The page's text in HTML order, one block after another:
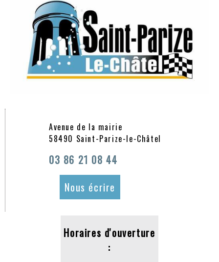
Avenue de la mairie
58490 Saint-Parize-le-Châtel
03 86 21 08 44
Nous écrire
Horaires d'ouverture
: